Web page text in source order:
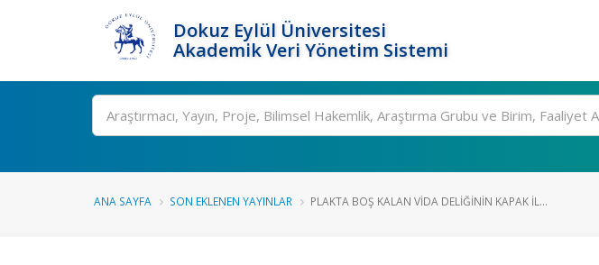
Dokuz Eylül Üniversitesi
Akademik Veri Yönetim Sistemi
Ara
ANA SAYFA SON EKLENEN YAYINLAR PLAKTA BOŞ KALAN VIDA DELIĞININ KAPAK İL...